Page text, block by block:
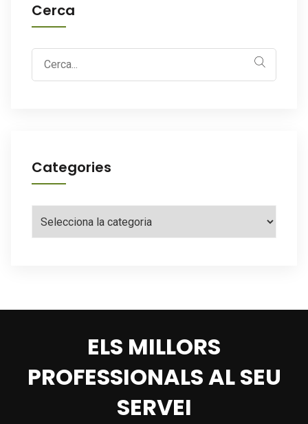
Cerca
for:
Categories
ELS MILLORS
PROFESSIONALS AL SEU
SERVEI